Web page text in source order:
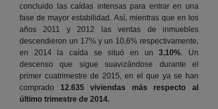
concluido las caídas intensas para entrar en una
fase de mayor estabilidad. Así, mientras que en los
años 2011 y 2012 las ventas de inmuebles
descendieron un 17% y un 10,6% respectivamente,
en 2014 la caída se situó en un3,10%. Un
descenso que sigue suavizándose durante el
primer cuatrimestre de 2015, en el que ya se han
comprado 12.635 viviendas más respecto al
último trimestre de 2014.